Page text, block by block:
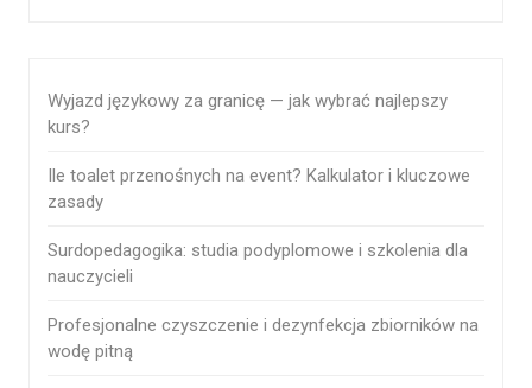
Wyjazd językowy za granicę — jak wybrać najlepszy
kurs?
Ile toalet przenośnych na event? Kalkulator i kluczowe
zasady
Surdopedagogika: studia podyplomowe i szkolenia dla
nauczycieli
Profesjonalne czyszczenie i dezynfekcja zbiorników na
wodę pitną